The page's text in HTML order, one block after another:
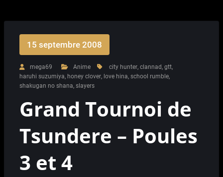
15 septembre 2008
mega69 Anime city hunter, clannad, gtt,
haruhi suzumiya, honey clover, love hina, school rumble,
shakugan no shana, slayers
Grand Tournoi de
Tsundere – Poules
3 et 4